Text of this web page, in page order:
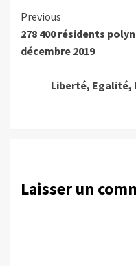
Continue
Reading
Previous
278 400 résidents
décembre 2019
Liberté, Egalité,
Laisser un